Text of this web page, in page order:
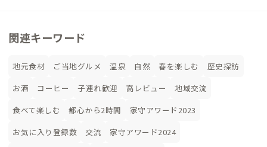
関連キーワード
地元食材 ご当地グルメ 温泉 自然 春を楽しむ
歴史探訪
お酒
コーヒー 子連れ歓迎 高レビュー
地域交流
食べて楽しむ
都心から2時間
家守アワード2023
お気に入り登録数
交流
家守アワード2024